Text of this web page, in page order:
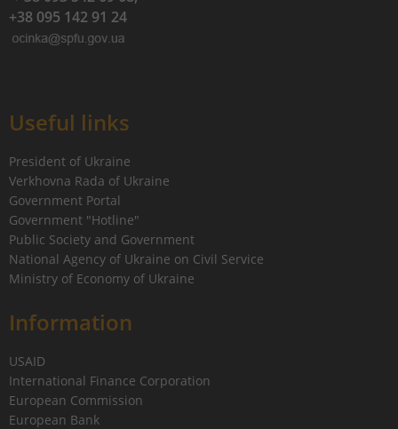
+38 095 142 91 24
Useful links
President of Ukraine
Verkhovna Rada of Ukraine
Government Portal
Government "Hotline"
Public Society and Government
National Agency of Ukraine on Civil Service
Ministry of Economy of Ukraine
Information
USAID
International Finance Corporation
European Commission
European Bank